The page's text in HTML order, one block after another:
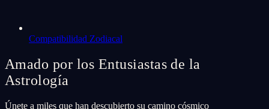
Compatibilidad Zodiacal
Amado por los Entusiastas de la
Astrología
Únete a miles que han descubierto su camino cósmico